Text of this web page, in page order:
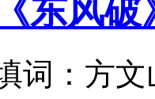
《东风
词：方